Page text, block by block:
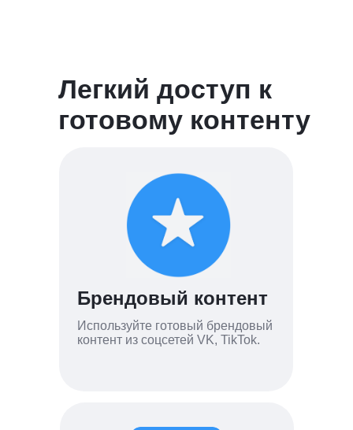
Легкий доступ к
готовому контенту
Брендовый контент
Используйте готовый брендовый
контент из соцсетей VK, TikTok.